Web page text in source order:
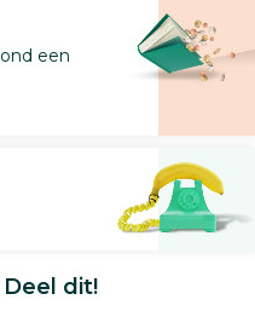
een
dit!